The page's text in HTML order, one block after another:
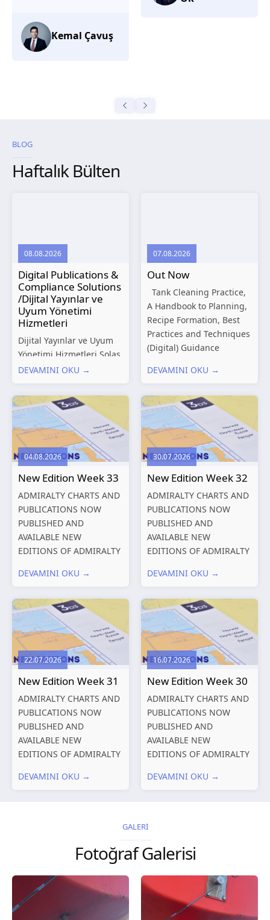
BLOG
Haftalık Bülten
08.08.2026
Digital Publications &
Compliance Solutions
/Dijital Yayınlar ve
Uyum Yönetimi
Hizmetleri
Dijital Yayınlar ve Uyum
Yönetimi Hizmetleri Solas
Marine, denizcilik
düzenleyici gereklilikleri
ve dijitalleşen
operasyonel ihtiyaçları
doğrultusunda kapsamlı
Dijital Yayınlar ve Uyum
Yönetimi çözümleri
sunmaktadır.
Hizmetlerimiz; gemi
işletmecileri, armatörler,
teknik yönetim şirketleri
ve denizcilik...
DEVAMINI OKU →
07.08.2026
Out Now
Tank Cleaning Practice,
A Handbook to Planning,
Recipe Formation, Best
Practices and Techniques
(Digital) Guidance
Structures – Consolidated
Shipping and the
Environment – A Guide to
Environmental
Compliance...
DEVAMINI OKU →
04.08.2026
New Edition Week 33
ADMIRALTY CHARTS AND
PUBLICATIONS NOW
PUBLISHED AND
AVAILABLE NEW
EDITIONS OF ADMIRALTY
PUBLICATIONS New
Charts published 13
August 2026 Chart
Title, limits
and other remarks
319
International chart
DEVAMINI OKU →
30.07.2026
New Edition Week 32
ADMIRALTY CHARTS AND
PUBLICATIONS NOW
PUBLISHED AND
AVAILABLE NEW
EDITIONS OF ADMIRALTY
PUBLICATIONS New
Charts published 06
August 2026 Chart Title,
limits and other remarks
1602 China – Chang...
DEVAMINI OKU →
22.07.2026
New Edition Week 31
ADMIRALTY CHARTS AND
PUBLICATIONS NOW
PUBLISHED AND
AVAILABLE NEW
EDITIONS OF ADMIRALTY
PUBLICATIONS New
remarks 127 Korea
DEVAMINI OKU →
16.07.2026
New Edition Week 30
ADMIRALTY CHARTS AND
PUBLICATIONS NOW
PUBLISHED AND
AVAILABLE NEW
EDITIONS OF ADMIRALTY
PUBLICATIONS New
2026 Chart
Title, limits and other
remarks 67 Gulf of...
DEVAMINI OKU →
GALERİ
Fotoğraf Galerisi